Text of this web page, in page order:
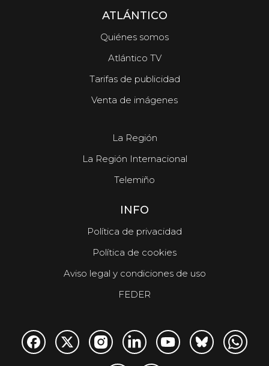
ATLÁNTICO
Quiénes somos
Atlántico TV
Tarifas de publicidad
Venta de imágenes
La Región
La Región Internacional
Telemiño
INFO
Política de privacidad
Política de cookies
Aviso legal y condiciones de uso
FEDER